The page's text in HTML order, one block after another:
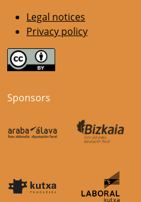
Legal notices
Privacy policy
Sponsors